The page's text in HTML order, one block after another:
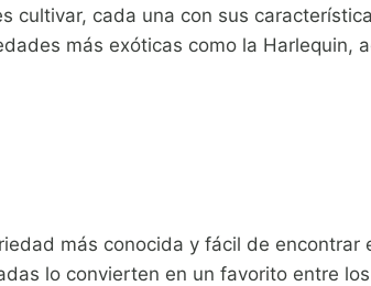
cada una con sus
más exóticas como la Harlequin,
más conocida y fácil de
lo convierten en un favorito entre